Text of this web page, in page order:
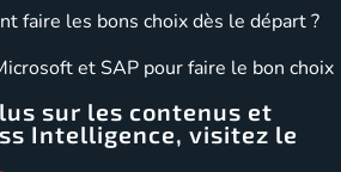
faire les bons choix dès le départ ?
et SAP pour faire le bon choix
sur les contenus et
Intelligence, visitez le